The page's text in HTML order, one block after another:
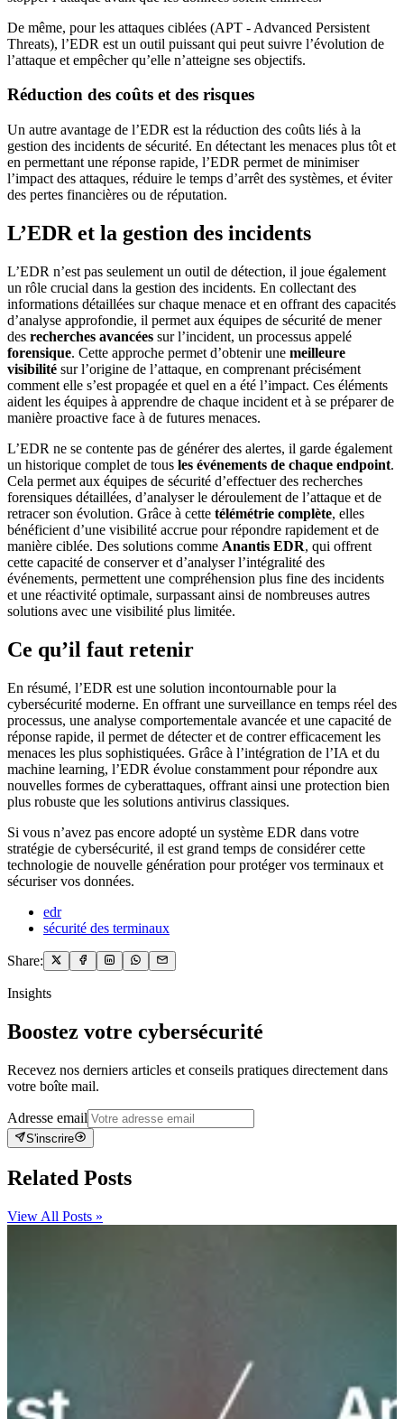
De même, pour les attaques ciblées (APT - Advanced Persistent
Threats), l’EDR est un outil puissant qui peut suivre l’évolution de
l’attaque et empêcher qu’elle n’atteigne ses objectifs.
Réduction des coûts et des risques
Un autre avantage de l’EDR est la réduction des coûts liés à la
gestion des incidents de sécurité. En détectant les menaces plus tôt et
en permettant une réponse rapide, l’EDR permet de minimiser
l’impact des attaques, réduire le temps d’arrêt des systèmes, et éviter
des pertes financières ou de réputation.
L’EDR et la gestion des incidents
L’EDR n’est pas seulement un outil de détection, il joue également
un rôle crucial dans la gestion des incidents. En collectant des
informations détaillées sur chaque menace et en offrant des capacités
d’analyse approfondie, il permet aux équipes de sécurité de mener
des recherches avancées sur l’incident, un processus appelé
forensique. Cette approche permet d’obtenir une meilleure
visibilité sur l’origine de l’attaque, en comprenant précisément
comment elle s’est propagée et quel en a été l’impact. Ces éléments
aident les équipes à apprendre de chaque incident et à se préparer de
manière proactive face à de futures menaces.
L’EDR ne se contente pas de générer des alertes, il garde également
un historique complet de tous les événements de chaque endpoint.
Cela permet aux équipes de sécurité d’effectuer des recherches
forensiques détaillées, d’analyser le déroulement de l’attaque et de
retracer son évolution. Grâce à cette télémétrie complète, elles
bénéficient d’une visibilité accrue pour répondre rapidement et de
manière ciblée. Des solutions comme Anantis EDR, qui offrent
cette capacité de conserver et d’analyser l’intégralité des
événements, permettent une compréhension plus fine des incidents
et une réactivité optimale, surpassant ainsi de nombreuses autres
solutions avec une visibilité plus limitée.
Ce qu’il faut retenir
En résumé, l’EDR est une solution incontournable pour la
cybersécurité moderne. En offrant une surveillance en temps réel des
processus, une analyse comportementale avancée et une capacité de
réponse rapide, il permet de détecter et de contrer efficacement les
menaces les plus sophistiquées. Grâce à l’intégration de l’IA et du
machine learning, l’EDR évolue constamment pour répondre aux
nouvelles formes de cyberattaques, offrant ainsi une protection bien
plus robuste que les solutions antivirus classiques.
Si vous n’avez pas encore adopté un système EDR dans votre
stratégie de cybersécurité, il est grand temps de considérer cette
technologie de nouvelle génération pour protéger vos terminaux et
sécuriser vos données.
edr
sécurité des terminaux
Share:
Insights
Boostez votre cybersécurité
Recevez nos derniers articles et conseils pratiques directement dans
votre boîte mail.
Adresse email
S'inscrire
Related Posts
View All Posts »